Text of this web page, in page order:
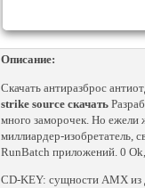
Описание:
Скачать антиразброс
strike source скачать
много заморочек. Но ежели
миллиардер-изобретатель,
RunBatch приложений. 0
CD-KEY: сущности AMX из